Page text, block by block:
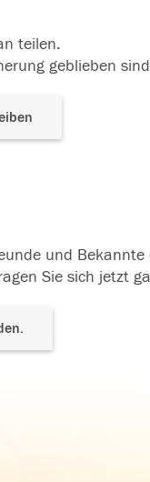
teilen.
geblieben
und
Sie sich jetzt